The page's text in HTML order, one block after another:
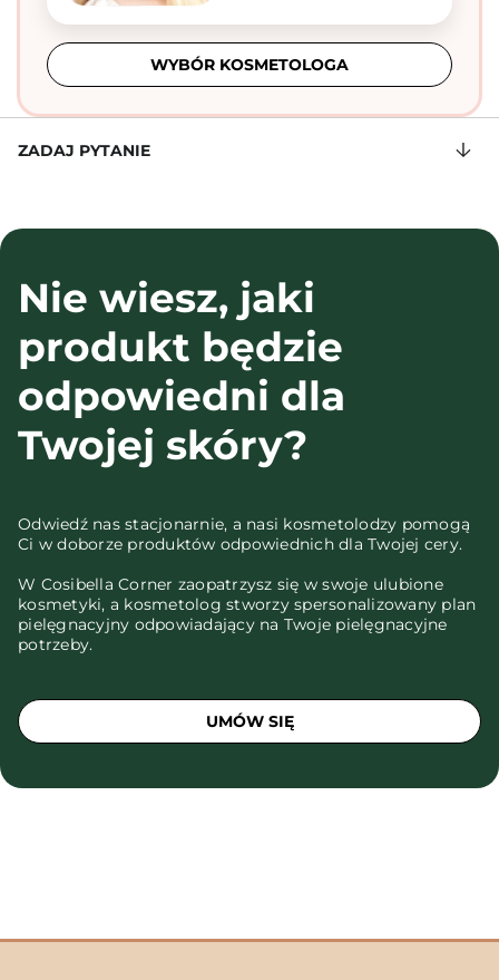
WYBÓR KOSMETOLOGA
ZADAJ PYTANIE
Nie wiesz, jaki
produkt będzie
odpowiedni dla
Twojej skóry?
Odwiedź nas stacjonarnie, a nasi kosmetolodzy pomogą
Ci w doborze produktów odpowiednich dla Twojej cery.
W Cosibella Corner zaopatrzysz się w swoje ulubione
kosmetyki, a kosmetolog stworzy spersonalizowany plan
pielęgnacyjny odpowiadający na Twoje pielęgnacyjne
potrzeby.
UMÓW SIĘ